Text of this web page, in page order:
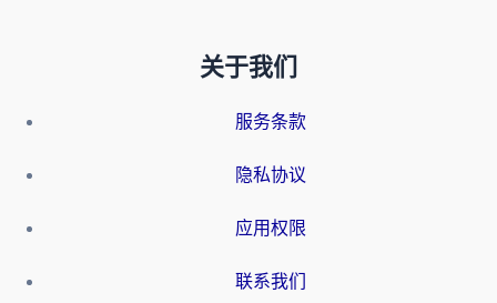
关于我们
服务条款
隐私协议
应用权限
联系我们